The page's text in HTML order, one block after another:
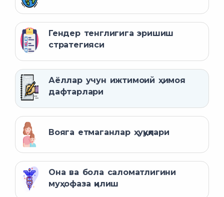
Гендер тенглигига эришиш
стратегияси
Аёллар учун ижтимоий ҳимоя
дафтарлари
Вояга етмаганлар ҳуқуқлари
Она ва бола саломатлигини
муҳофаза қилиш